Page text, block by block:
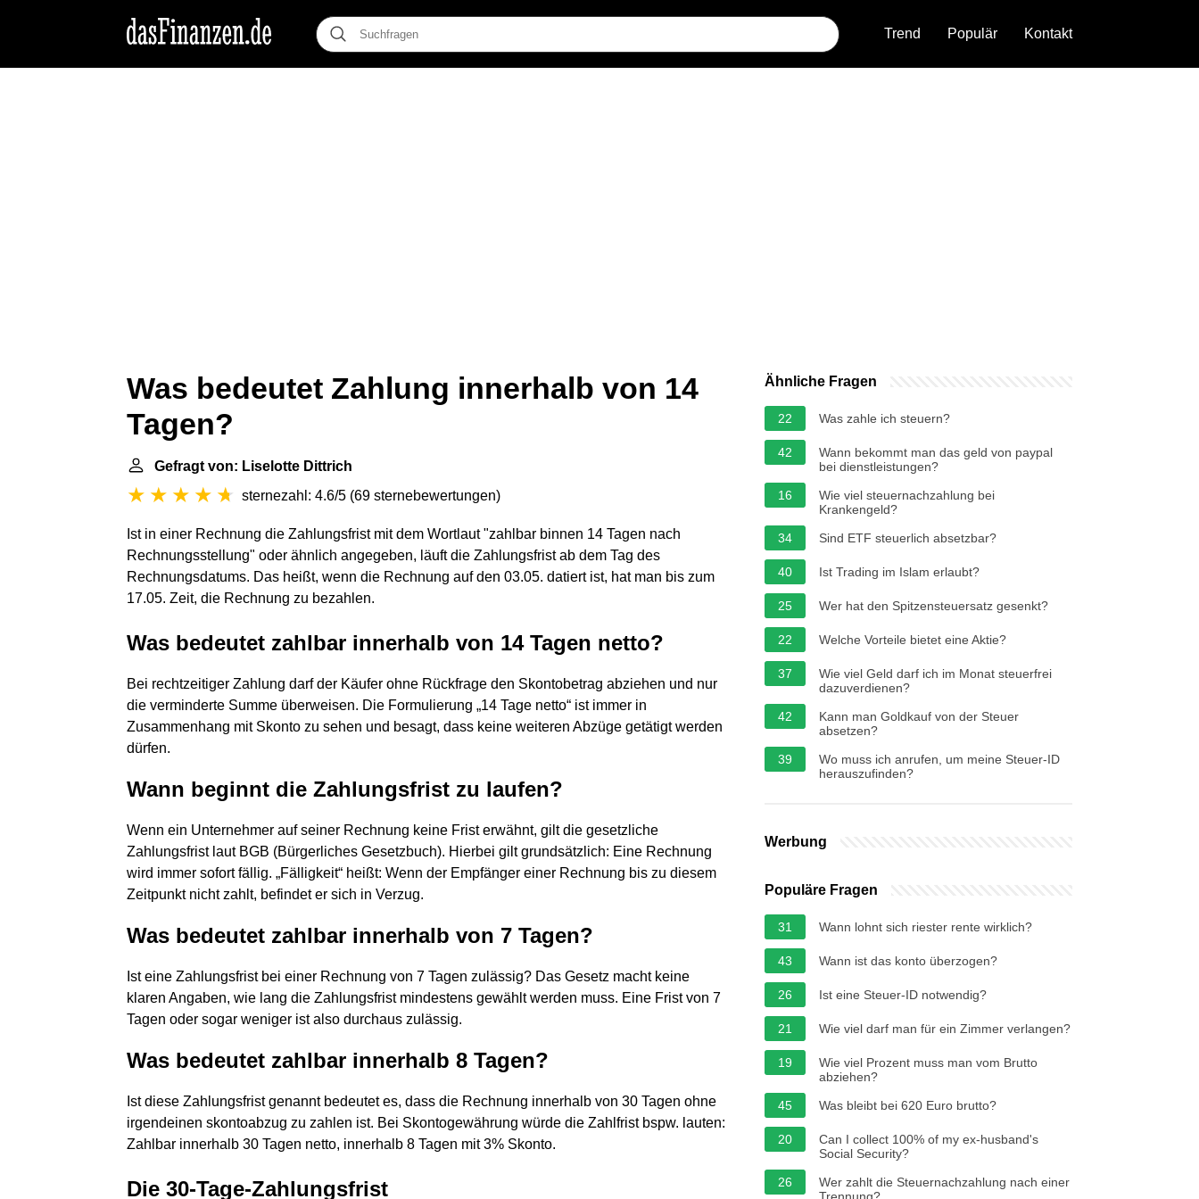
Trend Populär Kontakt
Was bedeutet Zahlung innerhalb von 14
Tagen?
Gefragt von: Liselotte Dittrich
sternezahl: 4.6/5 (69 sternebewertungen)
Ist in einer Rechnung die Zahlungsfrist mit dem Wortlaut "zahlbar binnen 14 Tagen nach
Rechnungsstellung" oder ähnlich angegeben, läuft die Zahlungsfrist ab dem Tag des
Rechnungsdatums. Das heißt, wenn die Rechnung auf den 03.05. datiert ist, hat man bis zum
17.05. Zeit, die Rechnung zu bezahlen.
Was bedeutet zahlbar innerhalb von 14 Tagen netto?
Bei rechtzeitiger Zahlung darf der Käufer ohne Rückfrage den Skontobetrag abziehen und nur
die verminderte Summe überweisen. Die Formulierung „14 Tage netto“ ist immer in
Zusammenhang mit Skonto zu sehen und besagt, dass keine weiteren Abzüge getätigt werden
dürfen.
Wann beginnt die Zahlungsfrist zu laufen?
Wenn ein Unternehmer auf seiner Rechnung keine Frist erwähnt, gilt die gesetzliche
Zahlungsfrist laut BGB (Bürgerliches Gesetzbuch). Hierbei gilt grundsätzlich: Eine Rechnung
wird immer sofort fällig. „Fälligkeit“ heißt: Wenn der Empfänger einer Rechnung bis zu diesem
Zeitpunkt nicht zahlt, befindet er sich in Verzug.
Was bedeutet zahlbar innerhalb von 7 Tagen?
Ist eine Zahlungsfrist bei einer Rechnung von 7 Tagen zulässig? Das Gesetz macht keine
klaren Angaben, wie lang die Zahlungsfrist mindestens gewählt werden muss. Eine Frist von 7
Tagen oder sogar weniger ist also durchaus zulässig.
Was bedeutet zahlbar innerhalb 8 Tagen?
Ist diese Zahlungsfrist genannt bedeutet es, dass die Rechnung innerhalb von 30 Tagen ohne
irgendeinen skontoabzug zu zahlen ist. Bei Skontogewährung würde die Zahlfrist bspw. lauten:
Zahlbar innerhalb 30 Tagen netto, innerhalb 8 Tagen mit 3% Skonto.
Die 30-Tage-Zahlungsfrist
Ähnliche Fragen
22 Was zahle ich steuern?
42
Wann bekommt man das geld von paypal
bei dienstleistungen?
16
Wie viel steuernachzahlung bei
Krankengeld?
34
Sind ETF steuerlich absetzbar?
40 Ist Trading im Islam erlaubt?
25 Wer hat den Spitzensteuersatz gesenkt?
22 Welche Vorteile bietet eine Aktie?
37
Wie viel Geld darf ich im Monat steuerfrei
dazuverdienen?
42
Kann man Goldkauf von der Steuer
absetzen?
39
Wo muss ich anrufen, um meine Steuer-ID
herauszufinden?
Werbung
Populäre Fragen
31 Wann lohnt sich riester rente wirklich?
43 Wann ist das konto überzogen?
26 Ist eine Steuer-ID notwendig?
21 Wie viel darf man für ein Zimmer verlangen?
19
Wie viel Prozent muss man vom Brutto
abziehen?
45
Was bleibt bei 620 Euro brutto?
20
Can I collect 100% of my ex-husband's
Social Security?
26
Wer zahlt die Steuernachzahlung nach einer